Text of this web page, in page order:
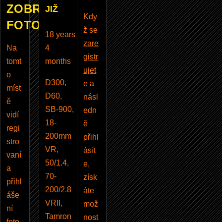
ZOBRAZUJE
FOTOBAZAR
Na
tomt
o
míst
ě
vidí
regi
stro
vaní
a
přihl
áše
ní
JIŽ
18 years
4
months
D300,
D60,
SB-900,
18-
200mm
VR,
50/1.4,
70-
200/2.8
VRII,
Tamron
Kdy
ž se
zare
gistr
ujet
e a
násl
edn
ě
přihl
ásít
e,
získ
áte
mož
nost